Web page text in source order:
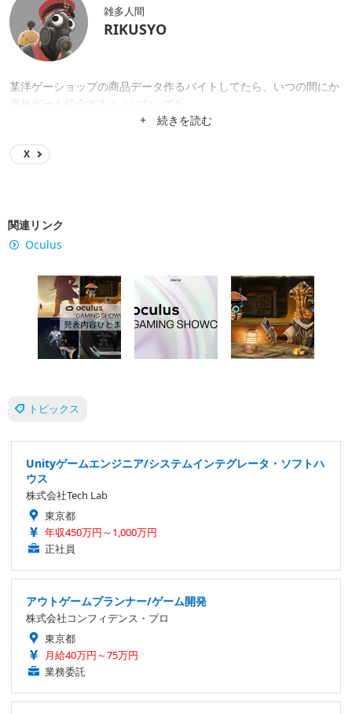
雑多人間
RIKUSYO
某洋ゲーショップの商品データ作るバイトしてたら、いつの間にか
海外ゲーム紹介するようになってた。
+ 続きを読む
X
関連リンク
Oculus
トピックス
Unityゲームエンジニア/システムインテグレータ・ソフトハ
ウス
株式会社Tech Lab
東京都
年収450万円～1,000万円
正社員
アウトゲームプランナー/ゲーム開発
株式会社コンフィデンス・プロ
東京都
月給40万円～75万円
業務委託